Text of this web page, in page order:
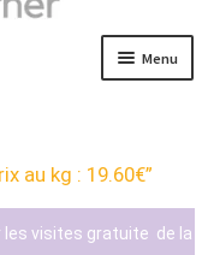
Menu
au kg : 19.60€”
visites gratuite de la